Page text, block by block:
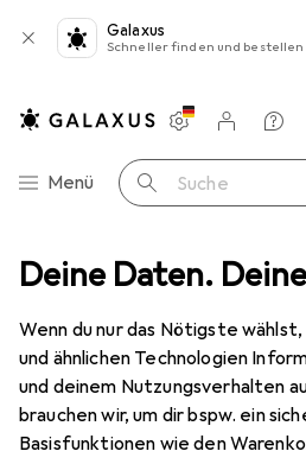
Deine Daten.
Wenn du nur das Nötigste
und ähnlichen Technologien
und deinem Nutzungsverhalten
brauchen wir, um dir bspw. ein
Basisfunktionen wie den
Galaxus
Schneller finden und bestellen
Navigation nach Kategorien
Menü Suche
Einstellungen
Kundenkonto
Vergleichslisten
Merklisten
Warenkorb
Möbel Schlafzimmer Bett
EUR
122,24
vidaXL
Vance
90 x 190 cm